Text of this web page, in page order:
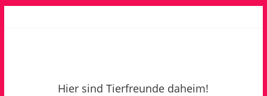
Hier sind Tierfreunde daheim!